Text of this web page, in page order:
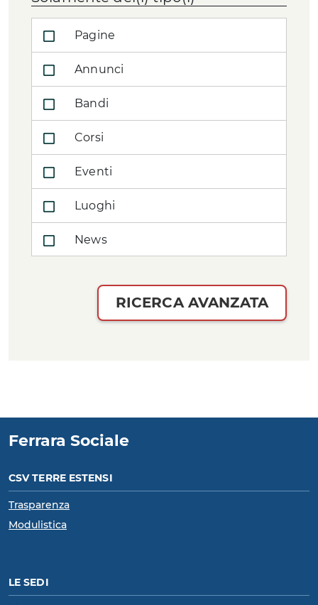
Pagine
Annunci
Bandi
Corsi
Eventi
Luoghi
News
RICERCA AVANZATA
Ferrara Sociale
CSV TERRE ESTENSI
Trasparenza
Modulistica
LE SEDI